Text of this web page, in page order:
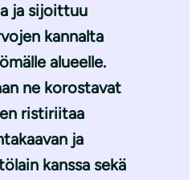
ja sijoittuu
kannalta
alueelle.
ne korostavat
ristiriitaa
ja
kanssa sekä